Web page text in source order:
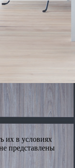
их в условиях
представлены